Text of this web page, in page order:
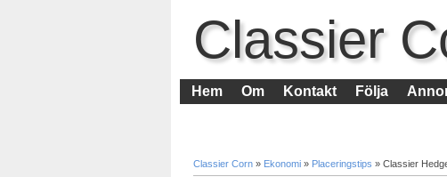
Classier
Hem Om Kontakt Följa
Classier Corn » Ekonomi » Placeringstips » Classier